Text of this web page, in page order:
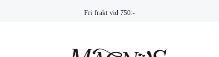
Fri frakt vid 750:-